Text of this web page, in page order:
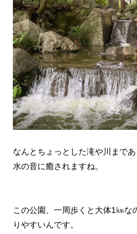
なんとちょっとした滝や川まであ
水の音に癒されますね。
この公園、一周歩くと大体1㎞な
りやすいんです。